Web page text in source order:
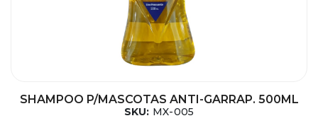
SHAMPOO P/MASCOTAS ANTI-GARRAP. 500ML
SKU: MX-005